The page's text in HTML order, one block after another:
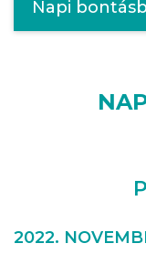
Napi
2022.